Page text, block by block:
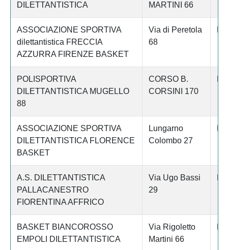
DILETTANTISTICA
MARTINI 66
ASSOCIAZIONE SPORTIVA
dilettantistica FRECCIA
AZZURRA FIRENZE BASKET
Via di Peretola
68
POLISPORTIVA
DILETTANTISTICA MUGELLO
88
CORSO B.
CORSINI 170
ASSOCIAZIONE SPORTIVA
DILETTANTISTICA FLORENCE
BASKET
Lungarno
Colombo 27
A.S. DILETTANTISTICA
PALLACANESTRO
FIORENTINA AFFRICO
Via Ugo Bassi
29
BASKET BIANCOROSSO
EMPOLI DILETTANTISTICA
Via Rigoletto
Martini 66